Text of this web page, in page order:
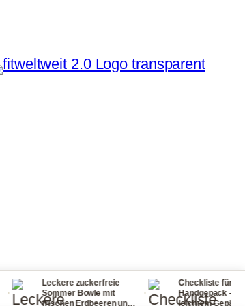
Leckere zuckerfreie
Sommer Bowle mit
frischen Erdbeeren und
·
Checkliste für dein
Handgepäck - reisen mit
leichtem Gepäck! So